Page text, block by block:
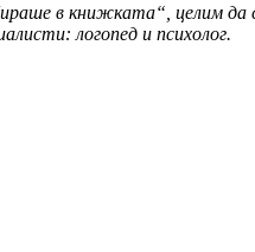
в книжката“, целим да
логопед и психолог.